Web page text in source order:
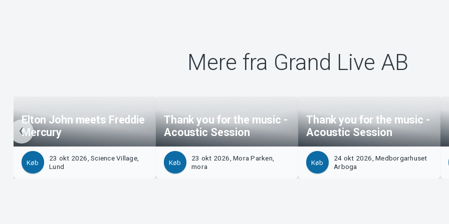
Mere fra Grand Live AB
Elton John meets Freddie
Mercury
Køb
23 okt 2026, Science Village,
Lund
Thank you for the music -
Acoustic Session
Køb
23 okt 2026, Mora Parken,
mora
Thank you for the music -
Acoustic Session
Køb
24 okt 2026, Medborgarhuset
Arboga